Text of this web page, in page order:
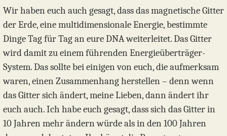
Wir haben euch auch gesagt, dass das magnetische Gitter
der Erde, eine multidimensionale Energie, bestimmte
Dinge Tag für Tag an eure DNA weiterleitet. Das Gitter
wird damit zu einem führenden Energieüberträger-
System. Das sollte bei einigen von euch, die aufmerksam
waren, einen Zusammenhang herstellen – denn wenn
das Gitter sich ändert, meine Lieben, dann ändert ihr
euch auch. Ich habe euch gesagt, dass sich das Gitter in
10 Jahren mehr ändern würde als in den 100 Jahren